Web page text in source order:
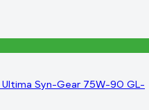
Syn-Gear 75W-90 GL-